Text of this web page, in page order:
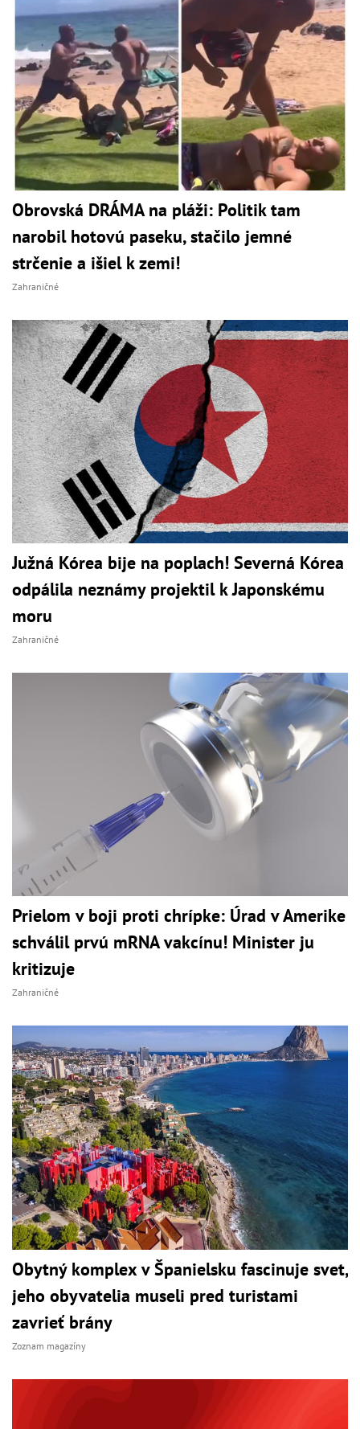
Obrovská DRÁMA na pláži: Politik tam
narobil hotovú paseku, stačilo jemné
strčenie a išiel k zemi!
Zahraničné
Južná Kórea bije na poplach! Severná Kórea
odpálila neznámy projektil k Japonskému
moru
Zahraničné
Prielom v boji proti chrípke: Úrad v Amerike
schválil prvú mRNA vakcínu! Minister ju
kritizuje
Zahraničné
Obytný komplex v Španielsku fascinuje svet,
jeho obyvatelia museli pred turistami
zavrieť brány
Zoznam magazíny